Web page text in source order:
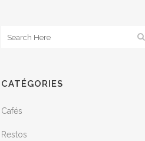
CATÉGORIES
Cafés
Restos